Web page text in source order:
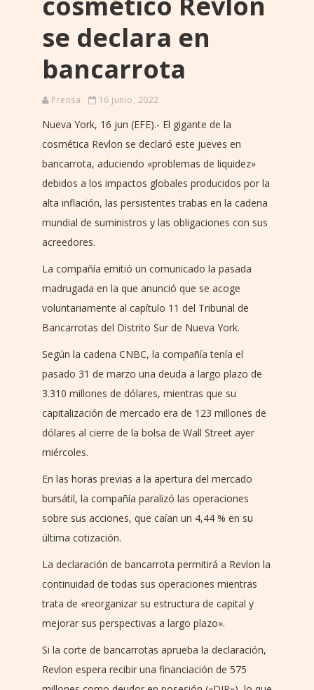
se declara en
bancarrota
Prensa 16 junio, 2022
Nueva York, 16 jun (EFE).- El gigante de la
cosmética Revlon se declaró este jueves en
bancarrota, aduciendo «problemas de liquidez»
debidos a los impactos globales producidos por la
alta inflación, las persistentes trabas en la cadena
mundial de suministros y las obligaciones con sus
acreedores.
La compañía emitió un comunicado la pasada
madrugada en la que anunció que se acoge
voluntariamente al capítulo 11 del Tribunal de
Bancarrotas del Distrito Sur de Nueva York.
Según la cadena CNBC, la compañía tenía el
pasado 31 de marzo una deuda a largo plazo de
3.310 millones de dólares, mientras que su
capitalización de mercado era de 123 millones de
dólares al cierre de la bolsa de Wall Street ayer
miércoles.
En las horas previas a la apertura del mercado
bursátil, la compañía paralizó las operaciones
sobre sus acciones, que caían un 4,44 % en su
última cotización.
La declaración de bancarrota permitirá a Revlon la
continuidad de todas sus operaciones mientras
trata de «reorganizar su estructura de capital y
mejorar sus perspectivas a largo plazo».
Si la corte de bancarrotas aprueba la declaración,
Revlon espera recibir una financiación de 575